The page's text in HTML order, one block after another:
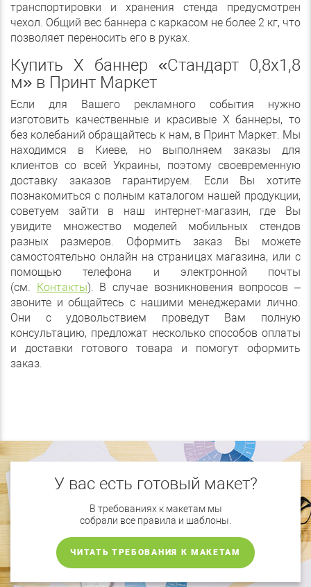
транспортировки и хранения стенда предусмотрен
чехол. Общий вес баннера с каркасом не более 2 кг, что
позволяет переносить его в руках.
Купить Х баннер «Стандарт 0,8х1,8
м» в Принт Маркет
Если для Вашего рекламного события нужно
изготовить качественные и красивые Х баннеры, то
без колебаний обращайтесь к нам, в Принт Маркет. Мы
находимся в Киеве, но выполняем заказы для
клиентов со всей Украины, поэтому своевременную
доставку заказов гарантируем. Если Вы хотите
познакомиться с полным каталогом нашей продукции,
советуем зайти в наш интернет-магазин, где Вы
увидите множество моделей мобильных стендов
разных размеров. Оформить заказ Вы можете
самостоятельно онлайн на страницах магазина, или с
помощью телефона и электронной почты
(см.
Контакты). В случае возникновения вопросов –
звоните и общайтесь с нашими менеджерами лично.
Они с удовольствием проведут Вам полную
консультацию, предложат несколько способов оплаты
и доставки готового товара и помогут оформить
заказ.
У вас есть готовый макет?
В требованиях к макетам мы
собрали все правила и шаблоны.
ЧИТАТЬ ТРЕБОВАНИЯ К МАКЕТАМ